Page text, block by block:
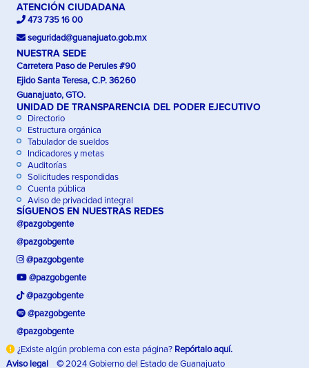
ATENCIÓN CIUDADANA
473 735 16 00
seguridad@guanajuato.gob.mx
NUESTRA SEDE
Carretera Paso de Perules #90
Ejido Santa Teresa, C.P. 36260
Guanajuato, GTO.
UNIDAD DE TRANSPARENCIA DEL PODER EJECUTIVO
Directorio
Estructura orgánica
Tabulador de sueldos
Indicadores y metas
Auditorías
Solicitudes respondidas
Cuenta pública
Aviso de privacidad integral
SÍGUENOS EN NUESTRAS REDES
@pazgobgente
@pazgobgente
@pazgobgente
@pazgobgente
@pazgobgente
@pazgobgente
@pazgobgente
¿Existe algún problema con esta página? Repórtalo aquí.
Aviso legal
©2024 Gobierno del Estado de Guanajuato